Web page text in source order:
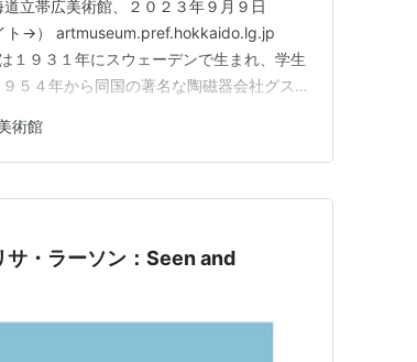
立帯広美術館、２０２３年９月９日
ト→） artmuseum.pref.hokkaido.lg.jp
９３１年にスウェーデンで生まれ、学生
５４年から同国の著名な陶磁器会社グスタ
ザイナーになって…
術館
サ・ラーソン：Seen and